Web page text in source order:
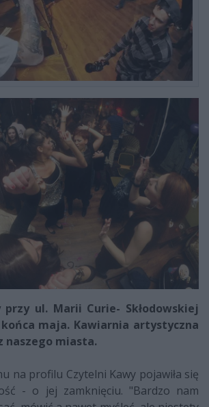
przy ul. Marii Curie- Skłodowskiej
maja. Kawiarnia artystyczna
naszego miasta.
na profilu Czytelni Kawy pojawiła się
- o jej zamknięciu. "Bardzo nam